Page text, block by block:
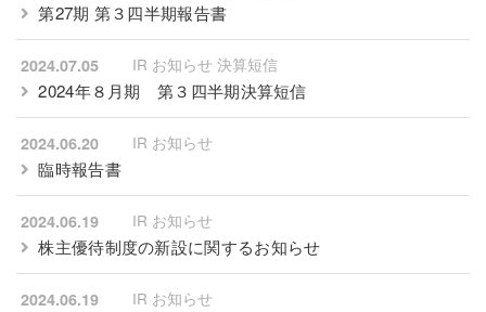
第27期 第３四半期報告書
2024.07.05 IR お知らせ 決算短信
2024年８月期 第３四半期決算短信
2024.06.20 IR お知らせ
臨時報告書
2024.06.19 IR お知らせ
株主優待制度の新設に関するお知らせ
2024.06.19 IR お知らせ